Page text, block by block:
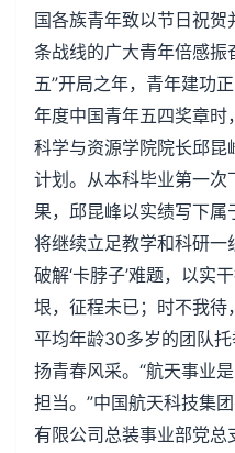
国各族青年致以节日祝
条战线的广大青年倍感振
五”开局之年，青年建功
年度中国青年五四奖章
科学与资源学院院长邱
计划。从本科毕业第一
果，邱昆峰以实绩写下属
将继续立足教学和科研一
破解‘卡脖子’难题，以实
垠，征程未已；时不我待
平均年龄30多岁的团队
扬青春风采。“航天事业
担当。”中国航天科技集
有限公司总装事业部党总